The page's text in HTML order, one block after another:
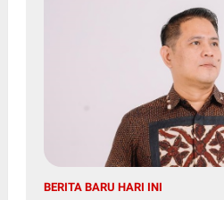
BERITA BARU HARI INI